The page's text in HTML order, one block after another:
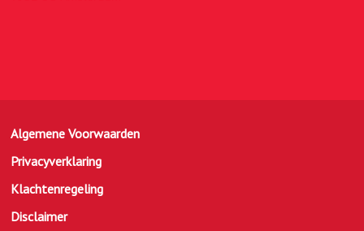
Algemene Voorwaarden
Privacyverklaring
Klachtenregeling
Disclaimer